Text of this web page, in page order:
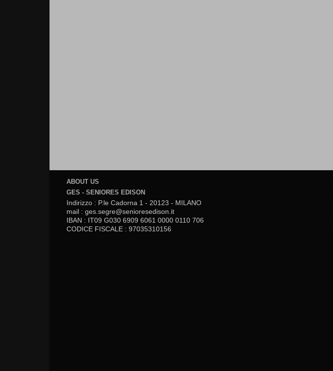
ABOUT US
GES - SENIORES EDISON
Indirizzo : P.le Cadorna 1 - 20123 - MILANO
mail : ges.segre@senioresedison.it
IBAN : IT09 G030 6909 6061 0000 0110 706
CODICE FISCALE : 97035310156